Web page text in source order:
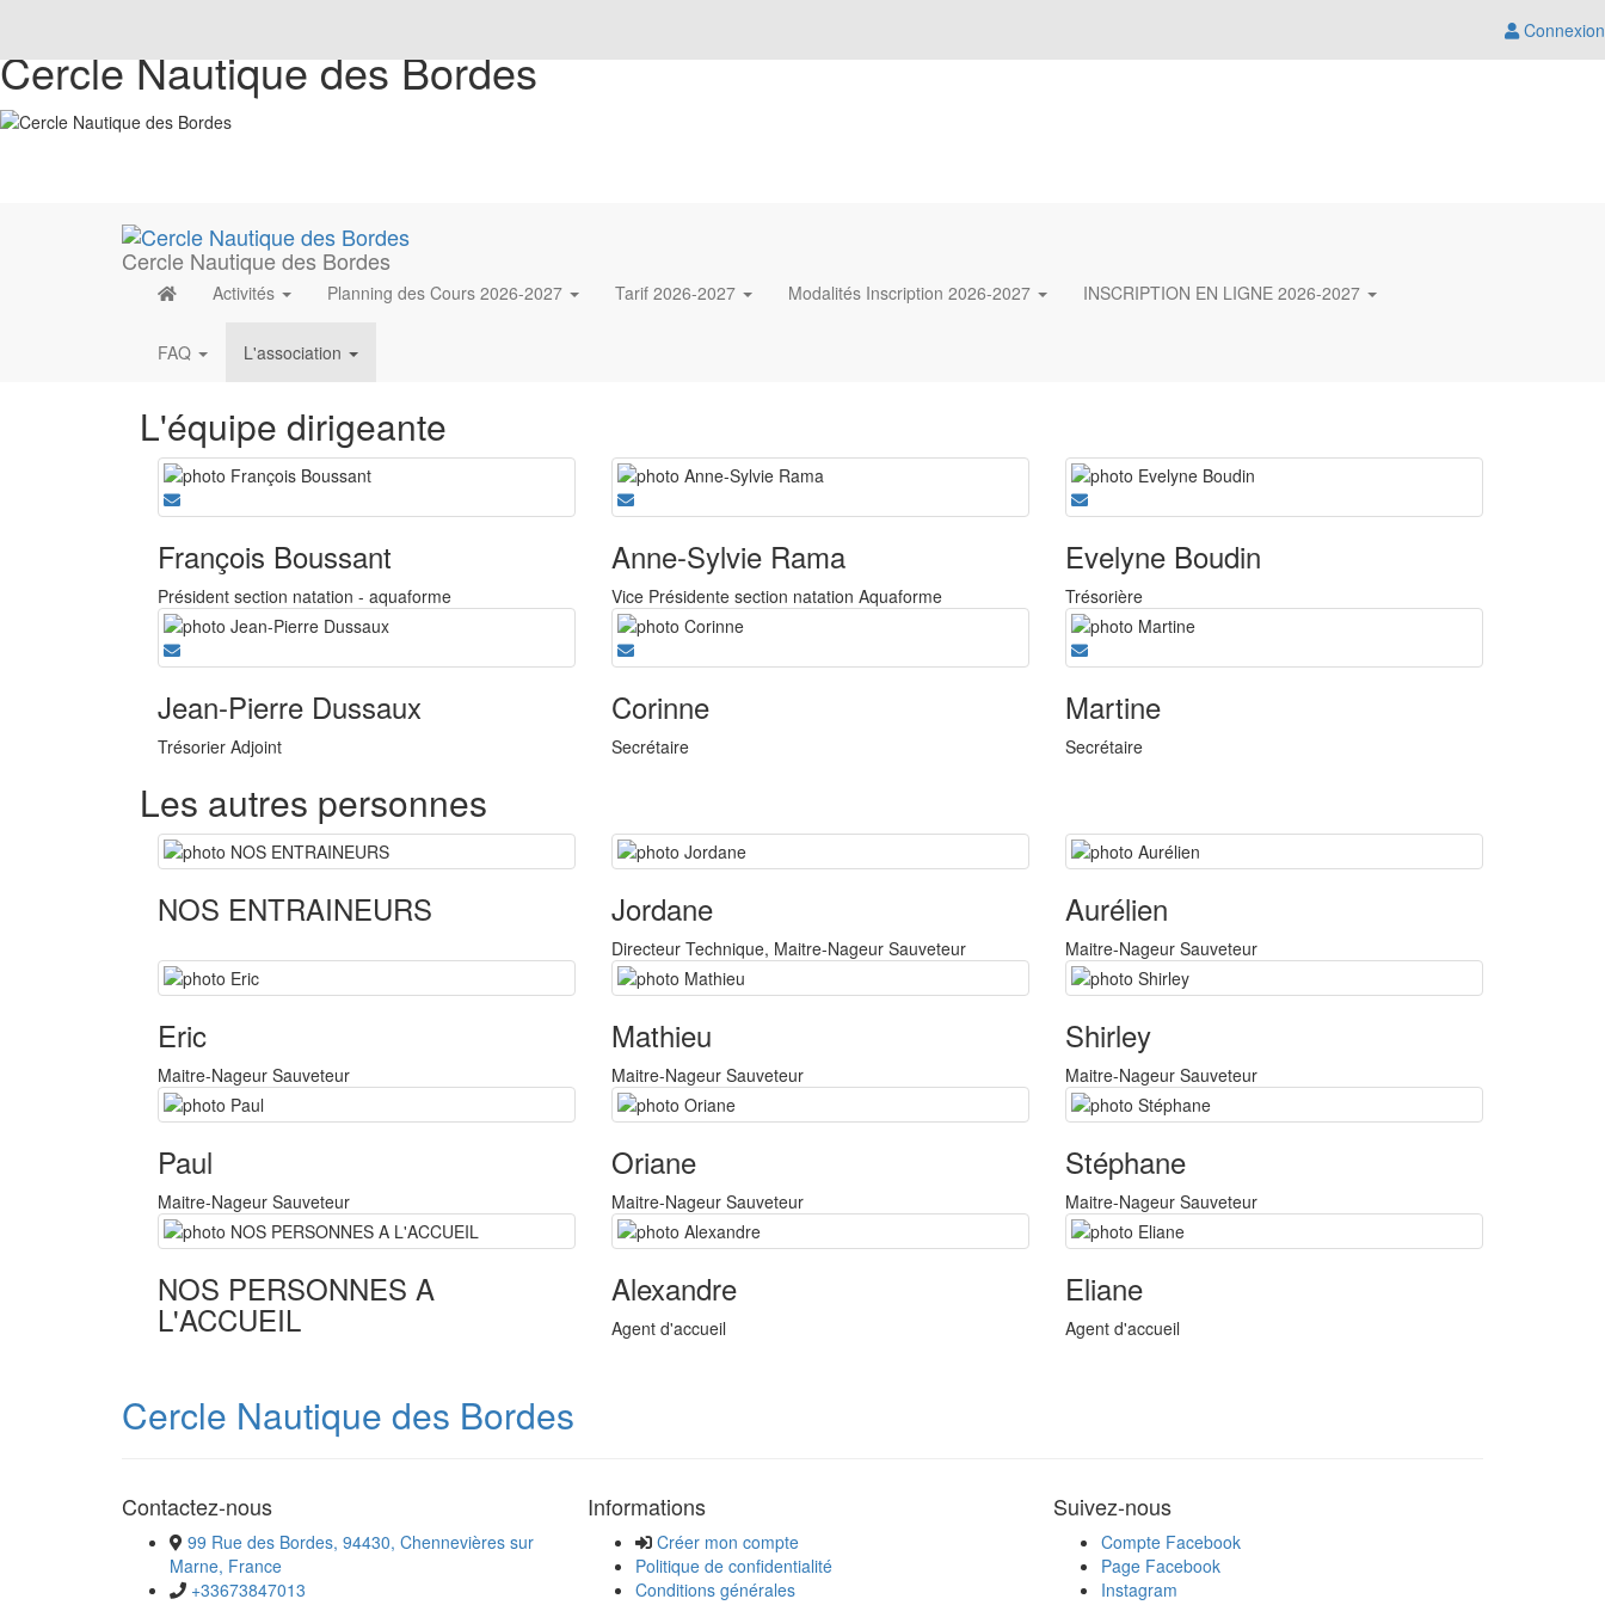
Connexion
Cercle Nautique des Bordes
Cercle Nautique des Bordes
Activités Planning des Cours 2026-2027 Tarif 2026-2027 Modalités Inscription 2026-2027 INSCRIPTION EN LIGNE 2026-2027
FAQ L'association
L'équipe dirigeante
François Boussant
Président section natation - aquaforme
Anne-Sylvie Rama
Vice Présidente section natation Aquaforme
Evelyne Boudin
Trésorière
Jean-Pierre Dussaux
Trésorier Adjoint
Corinne
Secrétaire
Martine
Secrétaire
Les autres personnes
NOS ENTRAINEURS Jordane
Directeur Technique, Maitre-Nageur Sauveteur
Aurélien
Maitre-Nageur Sauveteur
Eric
Maitre-Nageur Sauveteur
Mathieu
Maitre-Nageur Sauveteur
Shirley
Maitre-Nageur Sauveteur
Paul
Maitre-Nageur Sauveteur
Oriane
Maitre-Nageur Sauveteur
Stéphane
Maitre-Nageur Sauveteur
NOS PERSONNES A
L'ACCUEIL
Alexandre
Agent d'accueil
Eliane
Agent d'accueil
Cercle Nautique des Bordes
Contactez-nous
99 Rue des Bordes, 94430, Chennevières sur
Marne, France
+33673847013
Informations
Créer mon compte
Politique de confidentialité
Conditions générales
Suivez-nous
Compte Facebook
Page Facebook
Instagram